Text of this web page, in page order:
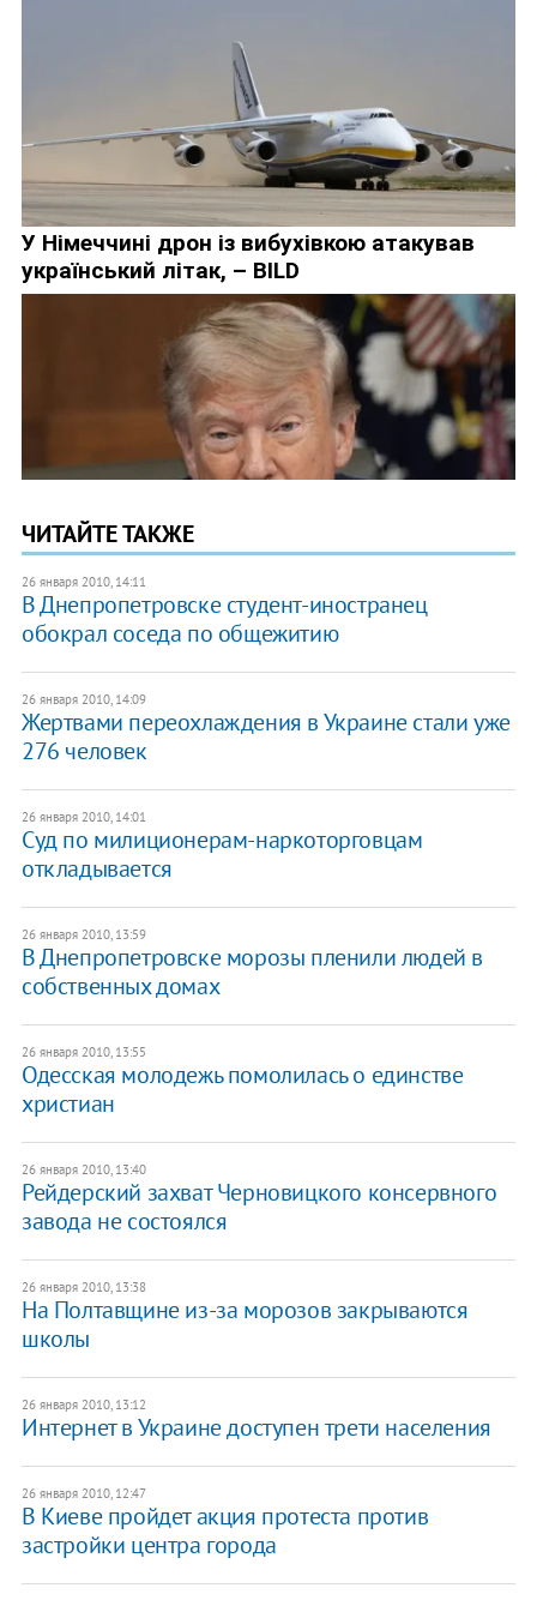
ЧИТАЙТЕ ТАКЖЕ
26 января 2010, 14:11
В Днепропетровске студент-иностранец
обокрал соседа по общежитию
26 января 2010, 14:09
Жертвами переохлаждения в Украине стали уже
276 человек
26 января 2010, 14:01
Суд по милиционерам-наркоторговцам
откладывается
26 января 2010, 13:59
В Днепропетровске морозы пленили людей в
собственных домах
26 января 2010, 13:55
Одесская молодежь помолилась о единстве
христиан
26 января 2010, 13:40
Рейдерский захват Черновицкого консервного
завода не состоялся
26 января 2010, 13:38
На Полтавщине из-за морозов закрываются
школы
26 января 2010, 13:12
Интернет в Украине доступен трети населения
26 января 2010, 12:47
В Киеве пройдет акция протеста против
застройки центра города